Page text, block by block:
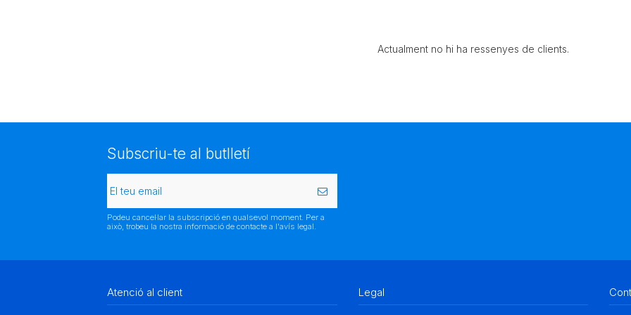
Actualment no hi ha ressenyes de clients.
Subscriu-te al butlletí
Podeu cancel·lar la subscripció en qualsevol moment. Per a
això, trobeu la nostra informació de contacte a l'avís legal.
Atenció al client Legal